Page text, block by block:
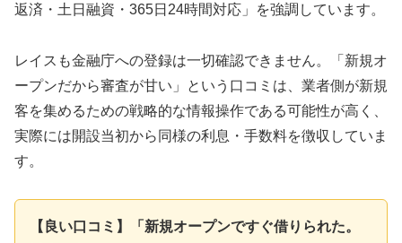
返済・土日融資・365日24時間対応」を強調しています。
レイスも金融庁への登録は一切確認できません。「新規オ
ープンだから審査が甘い」という口コミは、業者側が新規
客を集めるための戦略的な情報操作である可能性が高く、
実際には開設当初から同様の利息・手数料を徴収していま
す。
【良い口コミ】「新規オープンですぐ借りられた。